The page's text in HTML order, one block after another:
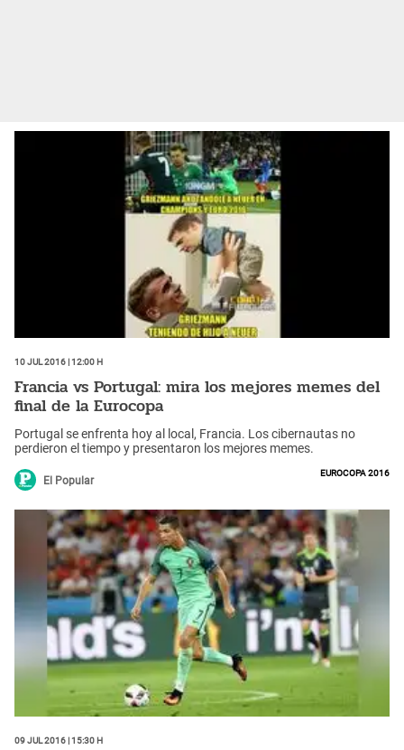
10 Jul 2016 | 12:00 h
Francia vs Portugal: mira los mejores memes del
final de la Eurocopa
Portugal se enfrenta hoy al local, Francia. Los cibernautas no
perdieron el tiempo y presentaron los mejores memes.
El Popular
Eurocopa 2016
09 Jul 2016 | 15:30 h